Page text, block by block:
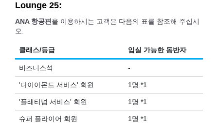
Lounge 25:
ANA 항공편 을 이용하시는 고객은 다음의 표를 참조해 주십시
오.
클래스/등급 입실 가능한 동반자
비즈니스석 -
'다이아몬드 서비스' 회원 1명 *1
'플래티넘 서비스' 회원 1명 *1
슈퍼 플라이어 회원 1명 *1